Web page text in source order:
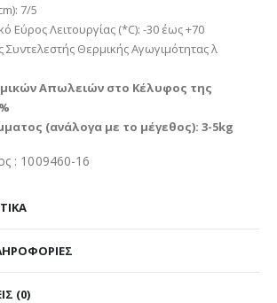
7/5
Εύρος Λειτουργίας (*C): -30 έως +70
Θερμικής Αγωγιμότητας λ
Απωλειών στο Κέλυφος της
(ανάλογα με το μέγεθος): 3-5kg
: 1009460-16
(0)